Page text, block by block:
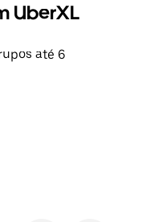
UberXL
até 6